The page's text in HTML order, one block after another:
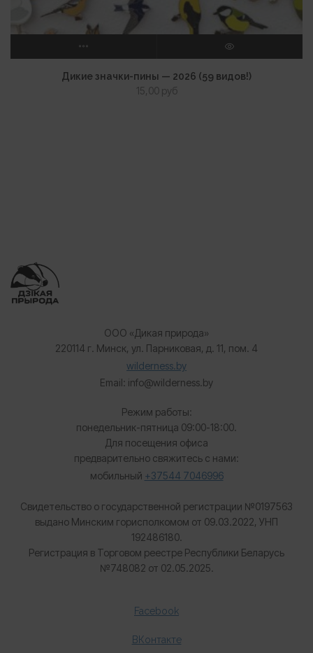
ВЫБЕРИТЕ ПАРАМЕТРЫ ПРОСМОТР
Дикие значки-пины — 2026 (59 видов!)
15,00 руб
ООО «Дикая природа»
220114 г. Минск, ул. Парниковая, д. 11, пом. 4
wilderness.by
Email: info@wilderness.by
Режим работы:
понедельник-пятница 09:00-18:00.
Для посещения офиса
предварительно свяжитесь с нами:
мобильный +37544 7046996
Свидетельство о государственной регистрации №0197563
выдано Минским горисполкомом от 09.03.2022, УНП
192486180.
Регистрация в Торговом реестре Республики Беларусь
№748082 от 02.05.2025.
Facebook
ВКонтакте